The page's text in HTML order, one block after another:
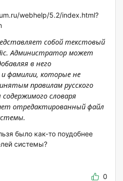
webhelp/5.2/index.html?
собой текстовый
Администратор может
в него
фамилии, которые не
правилам русского
словаря
отредактированный файл
было как-то поудобнее
системы?
0